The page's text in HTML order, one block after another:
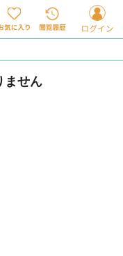
ません